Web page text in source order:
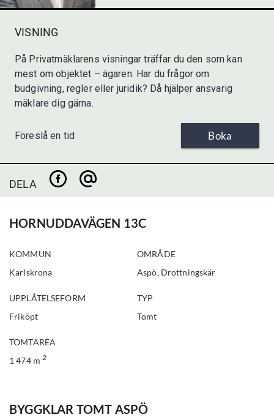
VISNING
På Privatmäklarens visningar träffar du den som kan
mest om objektet – ägaren. Har du frågor om
budgivning, regler eller juridik? Då hjälper ansvarig
mäklare dig gärna.
Föreslå en tid Boka
DELA
HORNUDDAVÄGEN 13C
KOMMUN
Karlskrona
OMRÅDE
Aspö, Drottningskär
UPPLÅTELSEFORM
Friköpt
TYP
Tomt
TOMTAREA
1 474 m 2
BYGGKLAR TOMT ASPÖ